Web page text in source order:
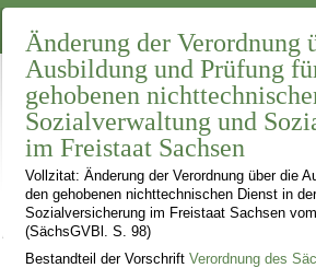
Änderung der Verordnung
Ausbildung und Prüfung
gehobenen
Sozialverwaltung und
im Freistaat Sachsen
Vollzitat: Änderung der Verordnung über die
den gehobenen nichttechnischen Dienst in
Sozialversicherung im Freistaat Sachsen
(SächsGVBl. S. 98)
Bestandteil der VorschriftVerordnung des